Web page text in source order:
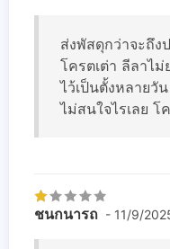
ส่งพัสดุกว่าจะถึง
โครตเต่า ลีลาไ
ไว้เป็นตั้งหลายวั
ไม่สนใจไรเลย โ
ชนกนารถ - 11/9/